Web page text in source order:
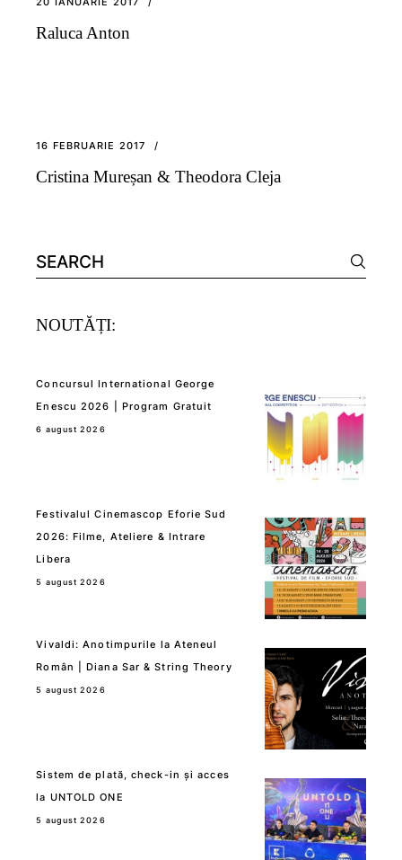
Raluca Anton
16 FEBRUARIE 2017
Cristina Mureșan & Theodora Cleja
Search
for:
NOUTĂȚI:
Concursul International George
Enescu 2026 | Program Gratuit
6 august 2026
Festivalul Cinemascop Eforie Sud
2026: Filme, Ateliere & Intrare
Libera
5 august 2026
Vivaldi: Anotimpurile la Ateneul
Român | Diana Sar & String Theory
5 august 2026
Sistem de plată, check-in și acces
la UNTOLD ONE
5 august 2026